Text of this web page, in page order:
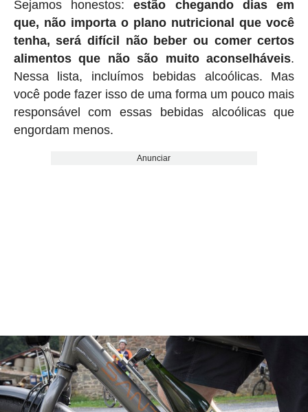
Sejamos honestos:estão chegando dias em
que, não importa o plano nutricional que você
tenha, será difícil não beber ou comer certos
alimentos que não são muito aconselháveis.
Nessa lista, incluímos bebidas alcoólicas. Mas
você pode fazer isso de uma forma um pouco mais
responsável com essas bebidas alcoólicas que
engordam menos.
Anunciar